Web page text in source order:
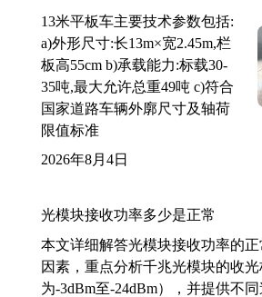
13米平板车主要技术参数包括:
a)外形尺寸:长13m×宽2.45m,栏
板高55cm b)承载能力:标载30-
35吨,最大允许总重49吨 c)符合
国家道路车辆外廓尺寸及轴荷
限值标准
2026年8月4日
光模块接收功率多少是正常
本文详细解答光模块接收功率的
因素，重点分析千兆光模块的收
为-3dBm至-24dBm），并提供不